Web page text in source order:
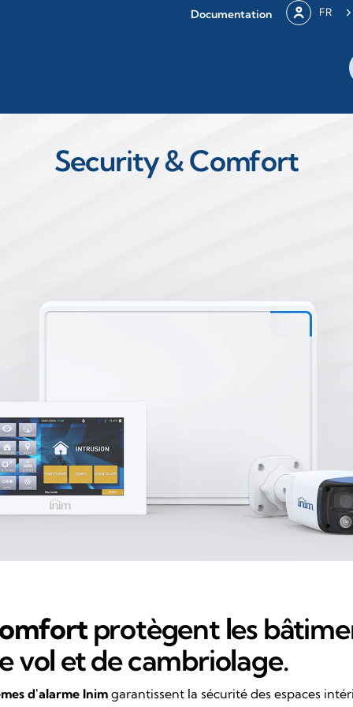
Documentation FR
Security & Comfort
protègent les
vol et de cambriolage.
d'alarme Inim garantissent la sécurité des espaces